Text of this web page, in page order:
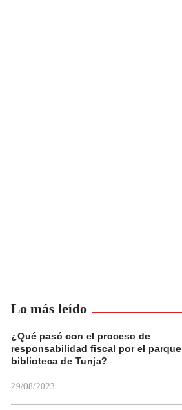
Lo más leído
¿Qué pasó con el proceso de
responsabilidad fiscal por el parque
biblioteca de Tunja?
29/08/2023